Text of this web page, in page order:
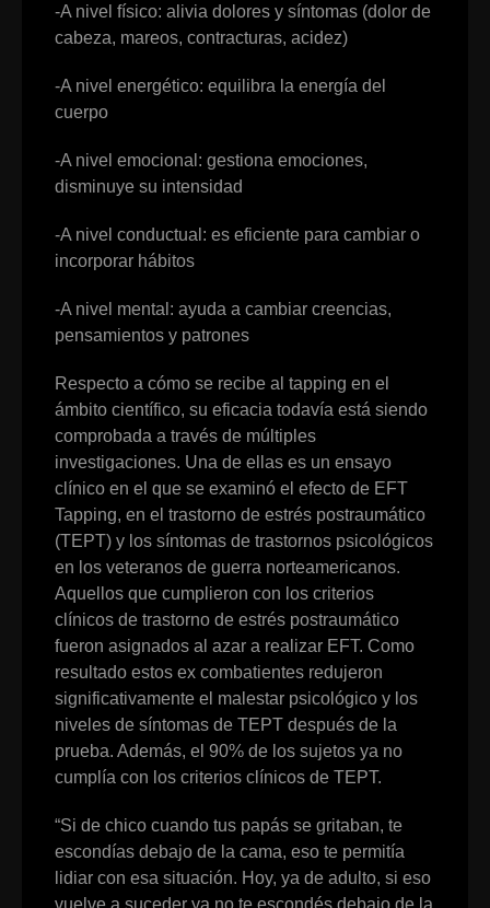
-A nivel físico: alivia dolores y síntomas (dolor de
cabeza, mareos, contracturas, acidez)
-A nivel energético: equilibra la energía del
cuerpo
-A nivel emocional: gestiona emociones,
disminuye su intensidad
-A nivel conductual: es eficiente para cambiar o
incorporar hábitos
-A nivel mental: ayuda a cambiar creencias,
pensamientos y patrones
Respecto a cómo se recibe al tapping en el
ámbito científico, su eficacia todavía está siendo
comprobada a través de múltiples
investigaciones. Una de ellas es un ensayo
clínico en el que se examinó el efecto de EFT
Tapping, en el trastorno de estrés postraumático
(TEPT) y los síntomas de trastornos psicológicos
en los veteranos de guerra norteamericanos.
Aquellos que cumplieron con los criterios
clínicos de trastorno de estrés postraumático
fueron asignados al azar a realizar EFT. Como
resultado estos ex combatientes redujeron
significativamente el malestar psicológico y los
niveles de síntomas de TEPT después de la
prueba. Además, el 90% de los sujetos ya no
cumplía con los criterios clínicos de TEPT.
“Si de chico cuando tus papás se gritaban, te
escondías debajo de la cama, eso te permitía
lidiar con esa situación. Hoy, ya de adulto, si eso
vuelve a suceder ya no te escondés debajo de la